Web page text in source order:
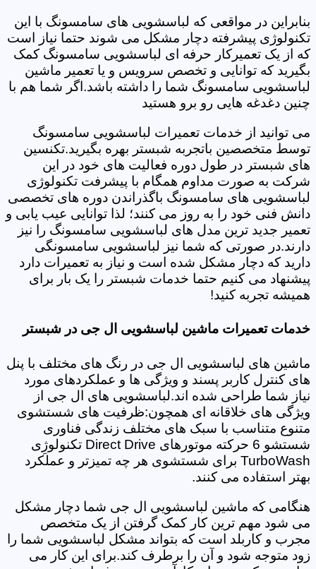
بنابراین در مواقعی که لباسشویی های سامسونگ با این
تکنولوژی پیشرفته دچار مشکل می شوند حتما نیاز است
که از یک تعمیرکار حرفه ای لباسشویی سامسونگ کمک
بگیرید که توانایی و تخصص سرویس و یا تعمیر ماشین
لباسشویی سامسونگ شما را داشته باشد.اگر شما هم با
چنین دغدغه هایی رو برو هستید
می توانید از خدمات تعمیرات لباسشویی سامسونگ
توسط متخصصین باتجربه شبستر بهره بگیرید.تکنسین
های شبستر در طول دوره فعالیت های خود در این
شرکت به صورت مداوم همگام با پیشرفت تکنولوژی
لباسشویی های سامسونگ باگذراندن دوره های تخصصی
دانش فنی خود را به روز می کنند؛ لذا توانایی عیب یابی و
تعمیر جدید ترین مدل های لباسشویی سامسونگ را نیز
دارند.در صورتی که شما نیز لباسشویی سامسونگی
دارید که دچار مشکل شده است و نیاز به تعمیرات دارد
پیشنهاد می کنیم حتما خدمات شبستر را یک بار برای
همیشه تجربه کنید!
خدمات تعمیرات ماشین لباسشویی ال جی در شبستر
ماشین های لباسشویی ال جی در رنگ های مختلف با پنل
های کنترل کاربر پسند و ویژگی ها و عملکردهای مورد
نیاز شما طراحی شده اند.لباسشویی های ال جی از
ویژگی های خلاقانه ای همچون:ظرفیت های شستشوی
متنوع متناسب با سبک های مختلف زندگی فناوری
شستشو 6 حرکته موتورهای Direct Drive تکنولوژِی
TurboWash برای شستشوی هر چه تمیزتر و عملکرد
بهتر استفاده می کنند.
هنگامی که ماشین لباسشویی ال جی شما دچار مشکل
می شود مهم ترین کار کمک گرفتن از یک متخصص
مجرب و کاربلد است که بتواند مشکل لباسشویی شما را
زود متوجه شود و آن را برطرف کند.برای این کار می